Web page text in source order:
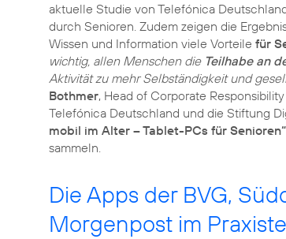
aktuelle Studie von Telefónica
durch Senioren. Zudem zeigen die
Wissen und Information viele Vorteile für
wichtig, allen Menschen die Teilhabe an
Aktivität zu mehr Selbständigkeit und
Bothmer, Head of Corporate
Telefónica Deutschland und die Stiftung
mobil im Alter – Tablet-PCs für
sammeln.
Die Apps der BVG,
Morgenpost im